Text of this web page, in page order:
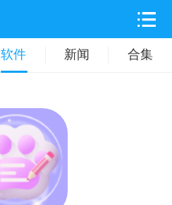
软件 新闻 合集
旅游出行
时尚购物